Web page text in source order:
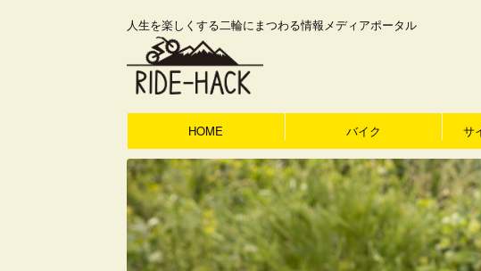
人生を楽しくする二輪にまつわる情報メディアポータル
HOME バイク サ